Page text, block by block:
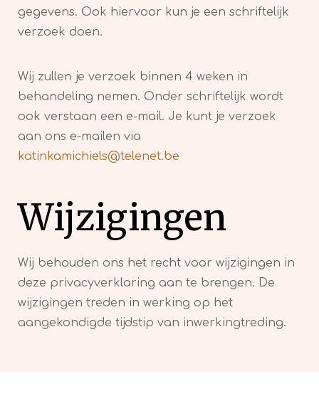
gegevens. Ook hiervoor kun je een schriftelijk
verzoek doen.
Wij zullen je verzoek binnen 4 weken in
behandeling nemen. Onder schriftelijk wordt
ook verstaan een e-mail. Je kunt je verzoek
aan ons e-mailen via
katinkamichiels@telenet.be
Wijzigingen
Wij behouden ons het recht voor wijzigingen in
deze privacyverklaring aan te brengen. De
wijzigingen treden in werking op het
aangekondigde tijdstip van inwerkingtreding.